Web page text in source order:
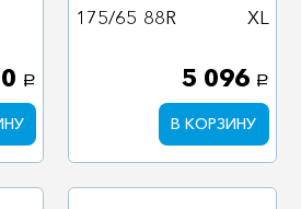
a
175/65 88R XL
5 096 a
В КОРЗИНУ